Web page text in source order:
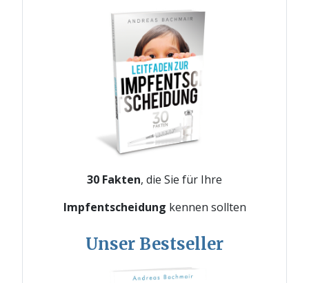
30 Fakten, die Sie für Ihre
Impfentscheidung kennen sollten
Unser Bestseller